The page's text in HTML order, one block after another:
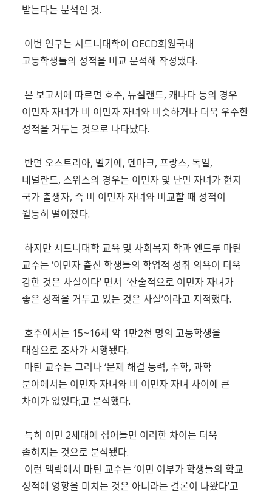
받는다는 분석인 것.
이번 연구는 시드니대학이 OECD회원국내
고등학생들의 성적을 비교 분석해 작성됐다.
본 보고서에 따르면 호주, 뉴질랜드, 캐나다 등의 경우
이민자 자녀가 비 이민자 자녀와 비슷하거나 더욱 우수한
성적을 거두는 것으로 나타났다.
반면 오스트리아, 벨기에, 덴마크, 프랑스, 독일,
네덜란드, 스위스의 경우는 이민자 및 난민 자녀가 현지
국가 출생자, 즉 비 이민자 자녀와 비교할 때 성적이
월등히 떨어졌다.
하지만 시드니대학 교육 및 사회복지 학과 엔드루 마틴
교수는 ‘이민자 출신 학생들의 학업적 성취 의욕이 더욱
강한 것은 사실이다’ 면서 ‘산술적으로 이민자 자녀가
좋은 성적을 거두고 있는 것은 사실’이라고 지적했다.
호주에서는 15~16세 약 1만2천 명의 고등학생을
대상으로 조사가 시행됐다.
마틴 교수는 그러나 ‘문제 해결 능력, 수학, 과학
분야에서는 이민자 자녀와 비 이민자 자녀 사이에 큰
차이가 없었다;고 분석했다.
특히 이민 2세대에 접어들면 이러한 차이는 더욱
좁혀지는 것으로 분석됐다.
이런 맥락에서 마틴 교수는 ‘이민 여부가 학생들의 학교
성적에 영향을 미치는 것은 아니라는 결론이 나왔다’고